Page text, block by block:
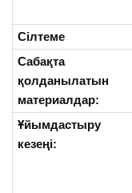
Сілтеме
Сабақта
қолданылатын
материалдар:
Ұйымдастыру
кезеңі: